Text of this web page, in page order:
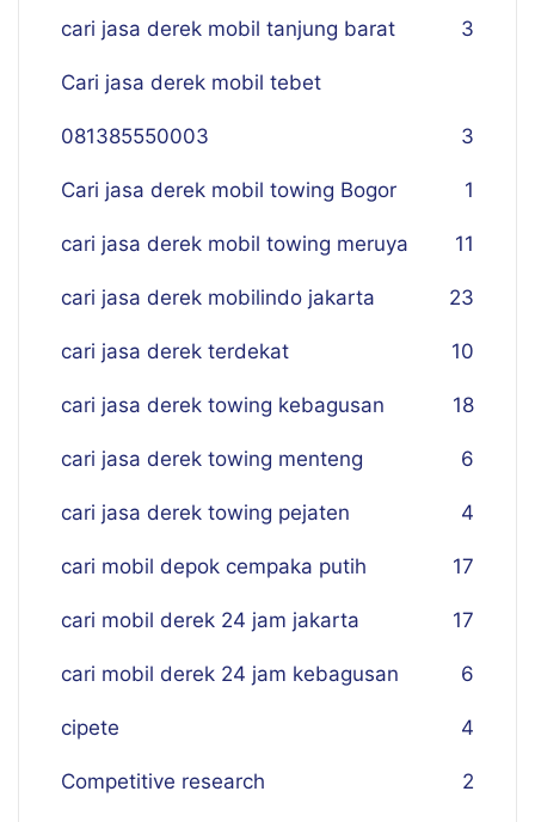
cari jasa derek mobil tanjung barat 3
Cari jasa derek mobil tebet
081385550003 3
Cari jasa derek mobil towing Bogor 1
cari jasa derek mobil towing meruya 11
cari jasa derek mobilindo jakarta 23
cari jasa derek terdekat 10
cari jasa derek towing kebagusan 18
cari jasa derek towing menteng 6
cari jasa derek towing pejaten 4
cari mobil depok cempaka putih 17
cari mobil derek 24 jam jakarta 17
cari mobil derek 24 jam kebagusan 6
cipete 4
Competitive research 2